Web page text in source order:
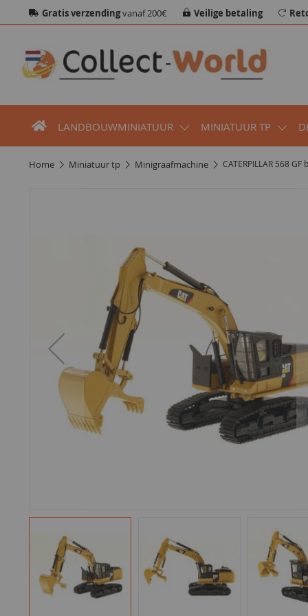
Gratis verzendingvanaf 200€ Veilige betaling
LANDBOUWMINIATUUR MINIATUUR TP
home miniatuur tp minigraafmachine CATERPILLAR 568